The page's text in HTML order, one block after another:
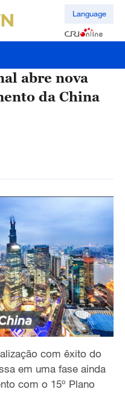
Language
abre nova
da China
com êxito do
em uma fase ainda
com o 15º Plano